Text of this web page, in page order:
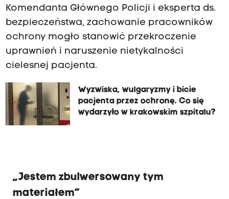
Komendanta Głównego Policji i eksperta ds.
bezpieczeństwa, zachowanie pracowników
ochrony mogło stanowić przekroczenie
uprawnień i naruszenie nietykalności
cielesnej pacjenta.
Wyzwiska, wulgaryzmy i bicie
pacjenta przez ochronę. Co się
wydarzyło w krakowskim szpitalu?
„Jestem zbulwersowany tym
materiałem”